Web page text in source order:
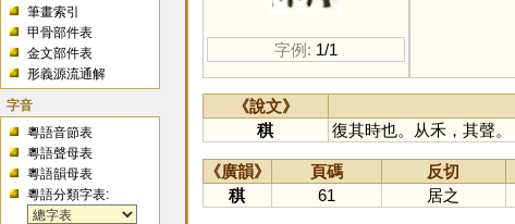
筆畫索引
甲骨部件表
金文部件表
形義源流通解
字音
粵語音節表
粵語聲母表
粵語韻母表
粵語分類字表:
字例: 1/1
《說文》
稘
復其時也。从禾，其聲。
《廣韻》 頁碼 反切
稘
61 居之